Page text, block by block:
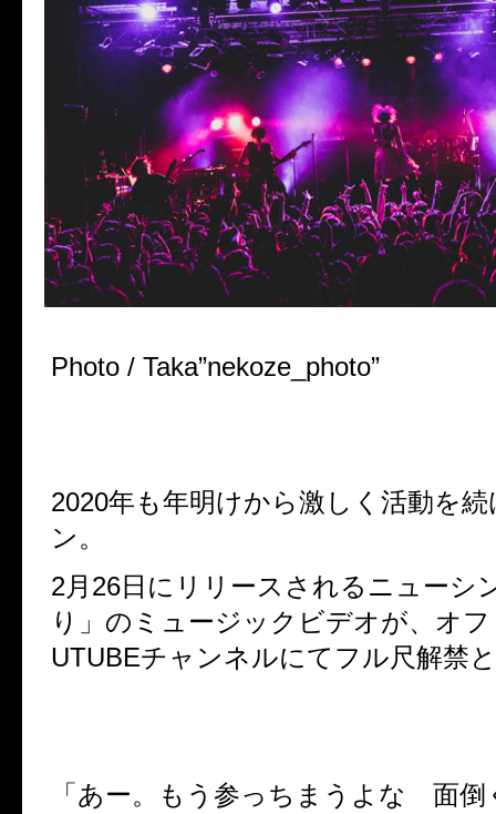
Photo / Taka”nekoze_photo”
2020年も年明けから激しく活動を
ン。
2月26日にリリースされるニューシ
り」のミュージックビデオが、オ
UTUBEチャンネルにてフル尺解禁
「あー。もう参っちまうよな 面